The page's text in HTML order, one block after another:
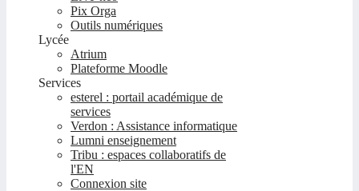
Pix Orga
Outils numériques
Lycée
Atrium
Plateforme Moodle
Services
esterel : portail académique de
services
Verdon : Assistance informatique
Lumni enseignement
Tribu : espaces collaboratifs de
l'EN
Connexion site